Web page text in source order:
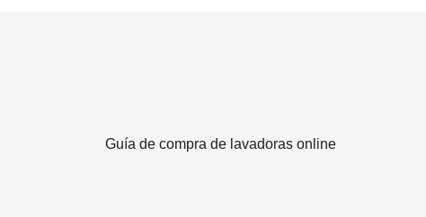
Guía de compra de lavadoras online